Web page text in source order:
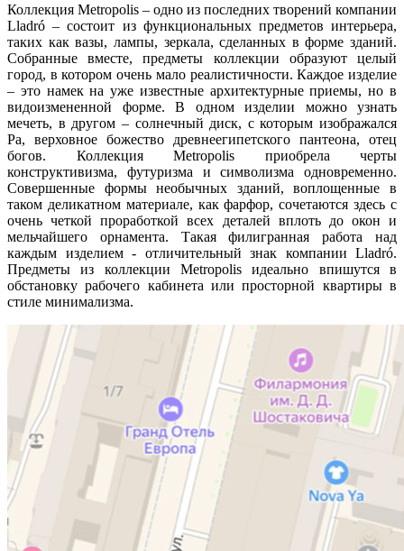
Коллекция Metropolis – одно из последних творений компании
Lladró – состоит из функциональных предметов интерьера,
таких как вазы, лампы, зеркала, сделанных в форме зданий.
Собранные вместе, предметы коллекции образуют целый
город, в котором очень мало реалистичности. Каждое изделие
– это намек на уже известные архитектурные приемы, но в
видоизмененной форме. В одном изделии можно узнать
мечеть, в другом – солнечный диск, с которым изображался
Ра, верховное божество древнеегипетского пантеона, отец
богов. Коллекция Metropolis приобрела черты
конструктивизма, футуризма и символизма одновременно.
Совершенные формы необычных зданий, воплощенные в
таком деликатном материале, как фарфор, сочетаются здесь с
очень четкой проработкой всех деталей вплоть до окон и
мельчайшего орнамента. Такая филигранная работа над
каждым изделием - отличительный знак компании Lladró.
Предметы из коллекции Metropolis идеально впишутся в
обстановку рабочего кабинета или просторной квартиры в
стиле минимализма.